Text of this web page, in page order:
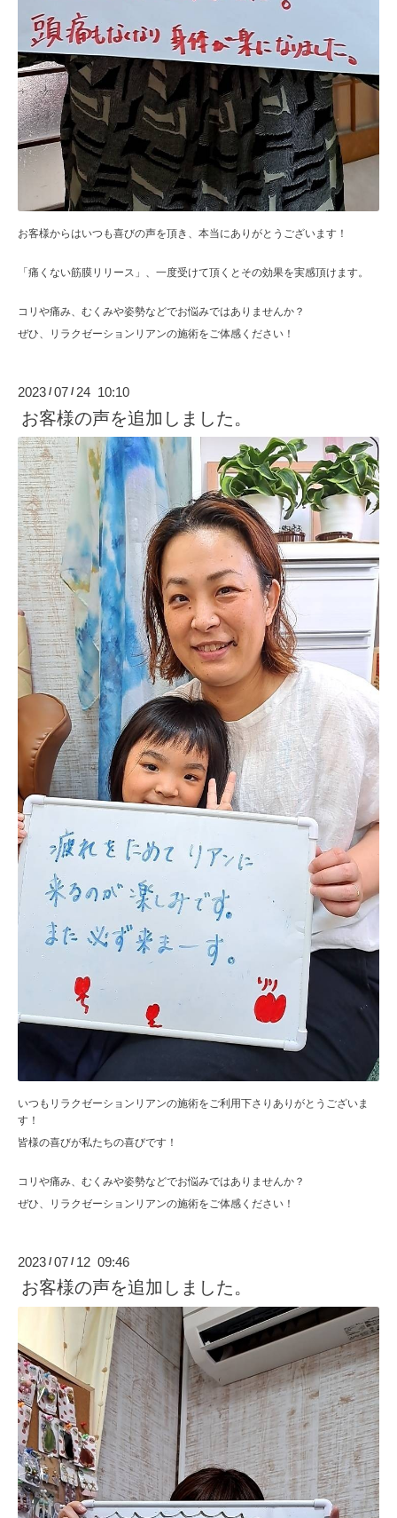
お客様からはいつも喜びの声を頂き、本当にありがとうございます！
「痛くない筋膜リリース」、一度受けて頂くとその効果を実感頂けます。
コリや痛み、むくみや姿勢などでお悩みではありませんか？
ぜひ、リラクゼーションリアンの施術をご体感ください！
2023 /07 /24 10:10
お客様の声を追加しました。
いつもリラクゼーションリアンの施術をご利用下さりありがとうございま
す！
皆様の喜びが私たちの喜びです！
コリや痛み、むくみや姿勢などでお悩みではありませんか？
ぜひ、リラクゼーションリアンの施術をご体感ください！
2023 /07 / 12 09:46
お客様の声を追加しました。